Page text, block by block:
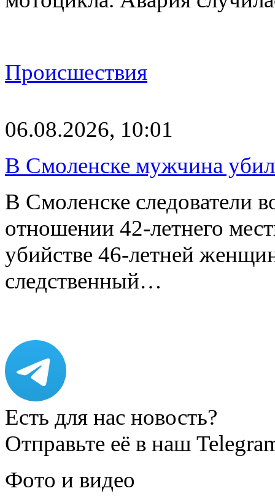
Происшествия
06.08.2026, 10:01
В Смоленске мужчина
В Смоленске следователи
отношении 42-летнего
убийстве 46-летней
следственный…
Есть для нас новость?
Отправьте её в наш
Фото и видео